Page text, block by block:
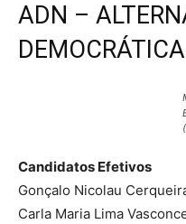
ADN –
Candidatos Efetivos
Gonçalo Nicolau
Carla Maria Lima